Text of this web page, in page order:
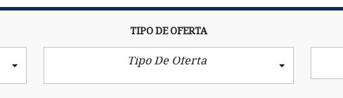
TIPO DE OFERTA
Tipo De Oferta